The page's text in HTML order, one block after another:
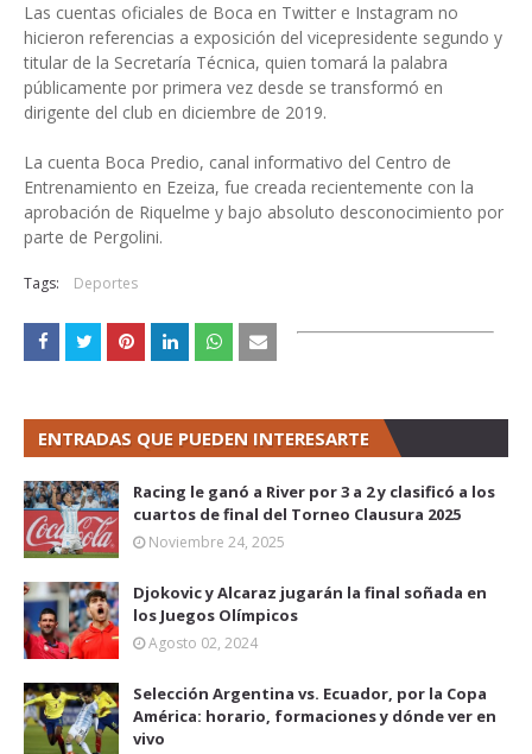
Las cuentas oficiales de Boca en Twitter e Instagram no
hicieron referencias a exposición del vicepresidente segundo y
titular de la Secretaría Técnica, quien tomará la palabra
públicamente por primera vez desde se transformó en
dirigente del club en diciembre de 2019.
La cuenta Boca Predio, canal informativo del Centro de
Entrenamiento en Ezeiza, fue creada recientemente con la
aprobación de Riquelme y bajo absoluto desconocimiento por
parte de Pergolini.
Tags: Deportes
ENTRADAS QUE PUEDEN INTERESARTE
Racing le ganó a River por 3 a 2 y clasificó a los
cuartos de final del Torneo Clausura 2025
Noviembre 24, 2025
Djokovic y Alcaraz jugarán la final soñada en
los Juegos Olímpicos
Agosto 02, 2024
Selección Argentina vs. Ecuador, por la Copa
América: horario, formaciones y dónde ver en
vivo